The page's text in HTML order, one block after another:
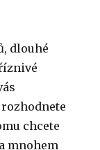
dlouhé
chcete
mnohem